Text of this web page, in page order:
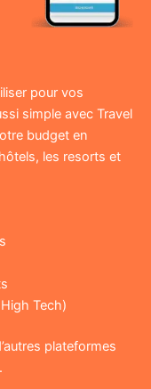
pour vos
simple avec Travel
budget en
les resorts et
Tech)
plateformes